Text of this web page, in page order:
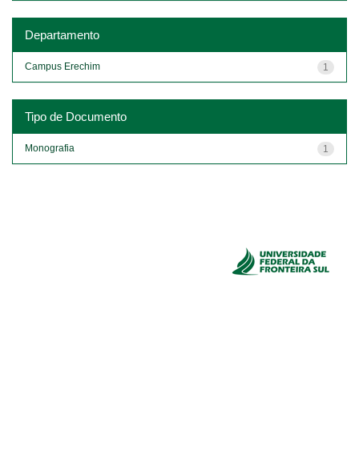
Departamento
1
Campus Erechim
Tipo de Documento
1
Monografia